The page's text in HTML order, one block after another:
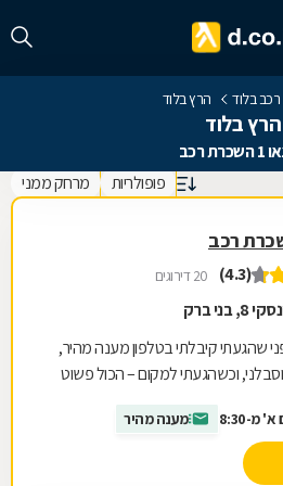
בלוד הרץ בלוד
הרץ בלוד
רכב
פופולריות מרחק ממני
רכב
(4.3) 20 דירוגים
בני ברק
שהגעתי קיבלתי בטלפון מענה מהיר,
וכשהגעתי למקום – הכול פשוט
אני צריך, למה הרכב מתאים ואיזה
יש לי, ודאגו להתאים לי את הרכב הכי נכון
מ-8:30 מענה מהיר